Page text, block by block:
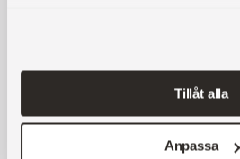
Tillåt alla
Anpassa
Begär offert